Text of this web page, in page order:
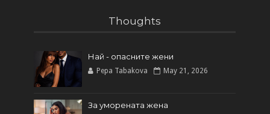
Thoughts
Най - опасните жени
Pepa Tabakova May 21, 2026
За уморената жена